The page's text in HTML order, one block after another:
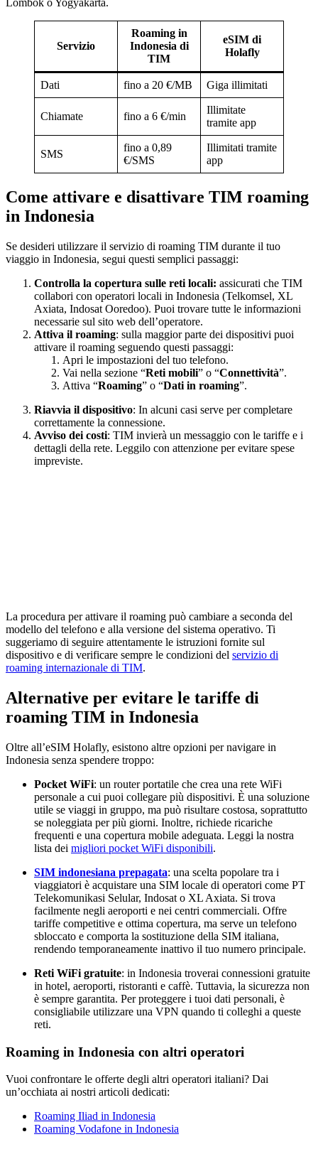
Lombok o Yogyakarta.
Servizio
Roaming in
Indonesia di
TIM
eSIM di
Holafly
Dati fino a 20 €/MB Giga illimitati
Chiamate fino a 6 €/min
Illimitate
tramite app
SMS
fino a 0,89
€/SMS
Illimitati tramite
app
Come attivare e disattivare TIM roaming
in Indonesia
Se desideri utilizzare il servizio di roaming TIM durante il tuo
viaggio in Indonesia, segui questi semplici passaggi:
Controlla la copertura sulle reti locali: assicurati che TIM
collabori con operatori locali in Indonesia (Telkomsel, XL
Axiata, Indosat Ooredoo). Puoi trovare tutte le informazioni
necessarie sul sito web dell’operatore.
Attiva il roaming: sulla maggior parte dei dispositivi puoi
attivare il roaming seguendo questi passaggi:
Apri le impostazioni del tuo telefono.
Vai nella sezione “Reti mobili” o “Connettività”.
Attiva “Roaming” o “Dati in roaming”.
Riavvia il dispositivo: In alcuni casi serve per completare
correttamente la connessione.
Avviso dei costi: TIM invierà un messaggio con le tariffe e i
dettagli della rete. Leggilo con attenzione per evitare spese
impreviste.
La procedura per attivare il roaming può cambiare a seconda del
modello del telefono e alla versione del sistema operativo. Ti
suggeriamo di seguire attentamente le istruzioni fornite sul
dispositivo e di verificare sempre le condizioni del servizio di
roaming internazionale di TIM.
Alternative per evitare le tariffe di
roaming TIM in Indonesia
Oltre all’eSIM Holafly, esistono altre opzioni per navigare in
Indonesia senza spendere troppo:
Pocket WiFi: un router portatile che crea una rete WiFi
personale a cui puoi collegare più dispositivi. È una soluzione
utile se viaggi in gruppo, ma può risultare costosa, soprattutto
se noleggiata per più giorni. Inoltre, richiede ricariche
frequenti e una copertura mobile adeguata. Leggi la nostra
lista dei migliori pocket WiFi disponibili.
SIM indonesiana prepagata: una scelta popolare tra i
viaggiatori è acquistare una SIM locale di operatori come PT
Telekomunikasi Selular, Indosat o XL Axiata. Si trova
facilmente negli aeroporti e nei centri commerciali. Offre
tariffe competitive e ottima copertura, ma serve un telefono
sbloccato e comporta la sostituzione della SIM italiana,
rendendo temporaneamente inattivo il tuo numero principale.
Reti WiFi gratuite: in Indonesia troverai connessioni gratuite
in hotel, aeroporti, ristoranti e caffè. Tuttavia, la sicurezza non
è sempre garantita. Per proteggere i tuoi dati personali, è
consigliabile utilizzare una VPN quando ti colleghi a queste
reti.
Roaming in Indonesia con altri operatori
Vuoi confrontare le offerte degli altri operatori italiani? Dai
un’occhiata ai nostri articoli dedicati:
Roaming Iliad in Indonesia
Roaming Vodafone in Indonesia